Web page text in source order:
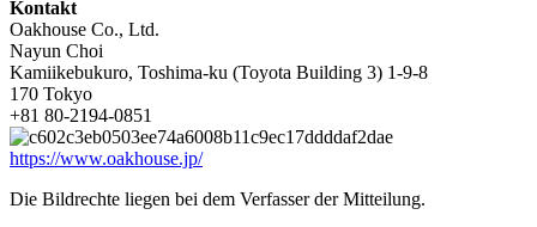
Kontakt
Oakhouse Co., Ltd.
Nayun Choi
Kamiikebukuro, Toshima-ku (Toyota Building 3) 1-9-8
170 Tokyo
+81 80-2194-0851
https://www.oakhouse.jp/
Die Bildrechte liegen bei dem Verfasser der Mitteilung.